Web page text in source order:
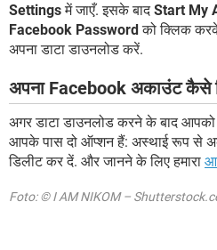
Settingsमें जाएँ. इसके बादStart My
Facebook Passwordको क्लिक
अपना डाटा डाउनलोड करें.
अपना Facebook अकाउंट कैसे
अगर डाटा डाउनलोड करने के बाद
आपके पास दो ऑप्शन हैं: अस्थाई रूप से
डिलीट कर दें. और जानने के लिए हमारा
Foto: © I AM NIKOM –